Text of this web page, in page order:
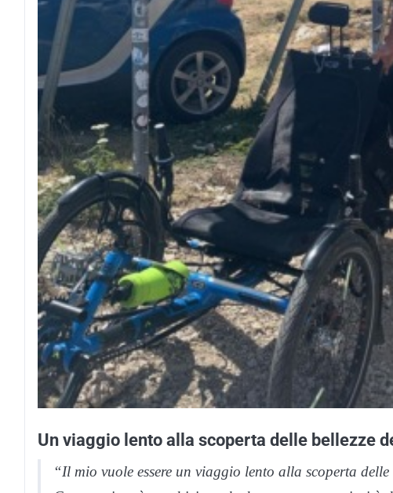
Un viaggio lento alla scoperta delle bellezze
“Il mio vuole essere un viaggio lento alla scoperta